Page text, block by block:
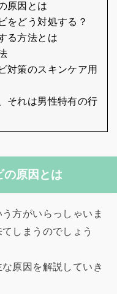
原因とは
をどう対処する？
る方法とは
対策のスキンケア用
それは男性特有の行
の原因とは
方がいらっしゃいま
しまうのでしょう
原因を解説していき